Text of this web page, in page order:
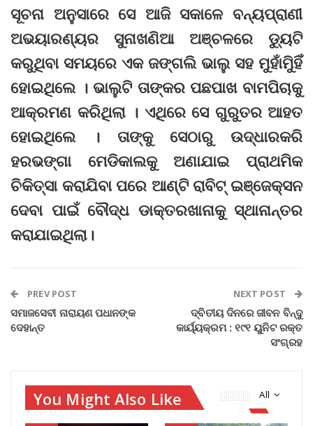
ସୂଚନା ଅନୁସାରେ ସେ ଆଜି ସକାଳେ ବନ୍ୟପ୍ରାଣୀ
ଅଭୟାରଣ୍ୟର ସୁନାଖଣିଆ ଅଞ୍ଚଳରେ ଡ୍ୟୁଟି
କରୁଥିବା ସମୟରେ ଏକ ଜଙ୍ଗଲି ଭାଲୁ ସହ ମୁହାଁମୁିହିଁ
ହୋଇଥିଲେ । ଭାଲୁଟି ତାଙ୍କର ପଛପାଖ ବାମପିଚାକୁ
ଆକ୍ରମଣ କରିଥିଲା । ଏଥିରେ ସେ ଗୁରୁତର ଆହତ
ହୋଇଥିଲେ । ତାଙ୍କୁ ସେଠାରୁ ଉଦ୍ଧାରକରି
ହରଭଙ୍ଗା ମେଡିକାଲକୁ ଅଣାଯାଇ ପ୍ରାଥମିକ
ଚିକିତ୍ସା କରାଯିବା ପରେ ଆଣ୍ଟି ରାବିଟ୍‍ ଇଞ୍ଜେକ୍ସନ
ଦେବା ପାଇଁ ବୌଦ୍ଧ ଡାକ୍ତରଖାନାକୁ ସ୍ଥାନାନ୍ତର
କରାଯାଇଥିଲା।
PREV POST
ସମାଜସେବୀ ନାରାୟଣ ପଧାନଙ୍କ
ଦେହାନ୍ତ
NEXT POST
ଦ୍ବିତୀୟ ଦିନରେ ଜୀବନ ବିନ୍ଦୁ
କାର୍ୟ୍ୟକ୍ରମ : ୧୯୧ ୟୁନିଟ ରକ୍ତ
ସଂଗ୍ରହ
All
You Might Also Like